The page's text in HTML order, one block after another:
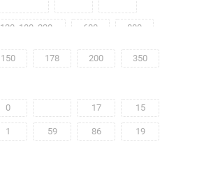
120, 180, 220,
600 800
1500 500
150 178 200 350
0 17 15
1 59 86 19